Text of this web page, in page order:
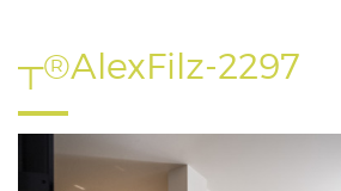
┬®AlexFilz-2297